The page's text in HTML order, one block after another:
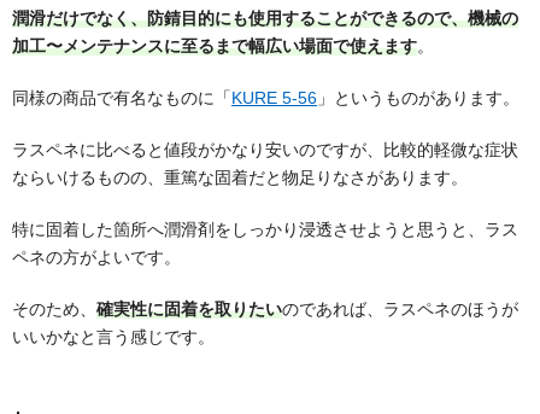
潤滑だけでなく、防錆目的にも使用することができるので、機械の
加工〜メンテナンスに至るまで幅広い場面で使えます。
同様の商品で有名なものに「KURE 5-56 」というものがあります。
ラスペネに比べると値段がかなり安いのですが、比較的軽微な症状
ならいけるものの、重篤な固着だと物足りなさがあります。
特に固着した箇所へ潤滑剤をしっかり浸透させようと思うと、ラス
ペネの方がよいです。
そのため、 確実性に固着を取りたいのであれば、ラスペネのほうが
いいかなと言う感じです。